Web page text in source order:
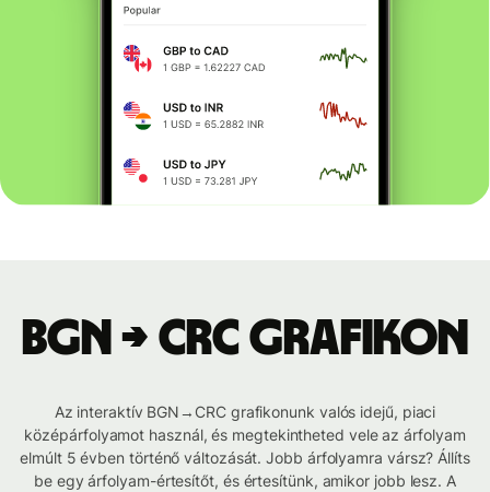
BGN → CRC grafikon
Az interaktív BGN→CRC grafikonunk valós idejű, piaci
középárfolyamot használ, és megtekintheted vele az árfolyam
elmúlt 5 évben történő változását. Jobb árfolyamra vársz? Állíts
be egy árfolyam-értesítőt, és értesítünk, amikor jobb lesz. A